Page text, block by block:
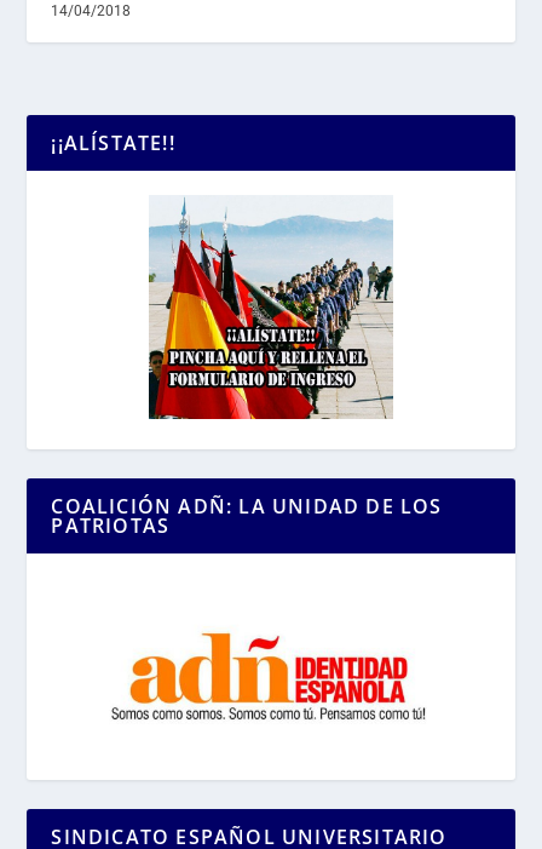
14/04/2018
¡¡ALÍSTATE!!
COALICIÓN ADÑ: LA UNIDAD DE LOS
PATRIOTAS
SINDICATO ESPAÑOL UNIVERSITARIO